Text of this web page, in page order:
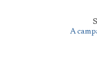
A